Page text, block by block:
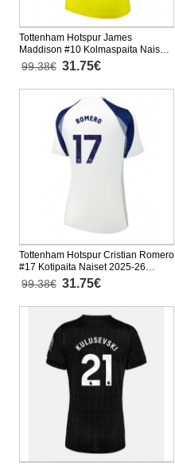
Tottenham Hotspur James
Maddison #10 Kolmaspaita Naiset
2025-26 Lyhythihainen
99.38€ 31.75€
Tottenham Hotspur Cristian Romero
#17 Kotipaita Naiset 2025-26
Lyhythihainen
99.38€ 31.75€